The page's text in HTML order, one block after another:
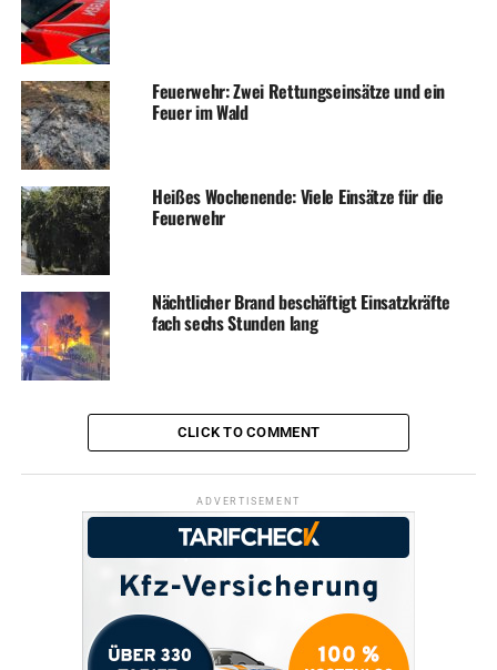
RELATED TOPICS:
UP NEXT
Rauchmelder alarmiert Feuerwehr – Mieter schläft in
verqualmter Wohnung
Jugendliches Trio bricht bei Bestatter ein – Zeugen gesucht
Feuerwehr: Zwei Rettungseinsätze und ein
Feuer im Wald
Heißes Wochenende: Viele Einsätze für die
Feuerwehr
Nächtlicher Brand beschäftigt Einsatzkräfte
fach sechs Stunden lang
CLICK TO COMMENT
ADVERTISEMENT